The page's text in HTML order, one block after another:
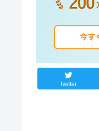
Twitter